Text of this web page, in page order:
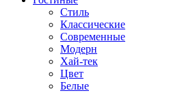
Стиль
Классические
Современные
Модерн
Хай-тек
Цвет
Белые